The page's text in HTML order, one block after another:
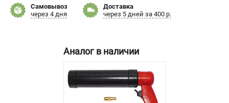
О бренде
Пользовательское соглашение
ЭЛЕКТРОСТАНЦИИ
Генераторы бензиновые
Генераторы дизельные
Самовывоз
через 4 дня
Доставка
через 5 дней за 400 р.
Аналог в наличии